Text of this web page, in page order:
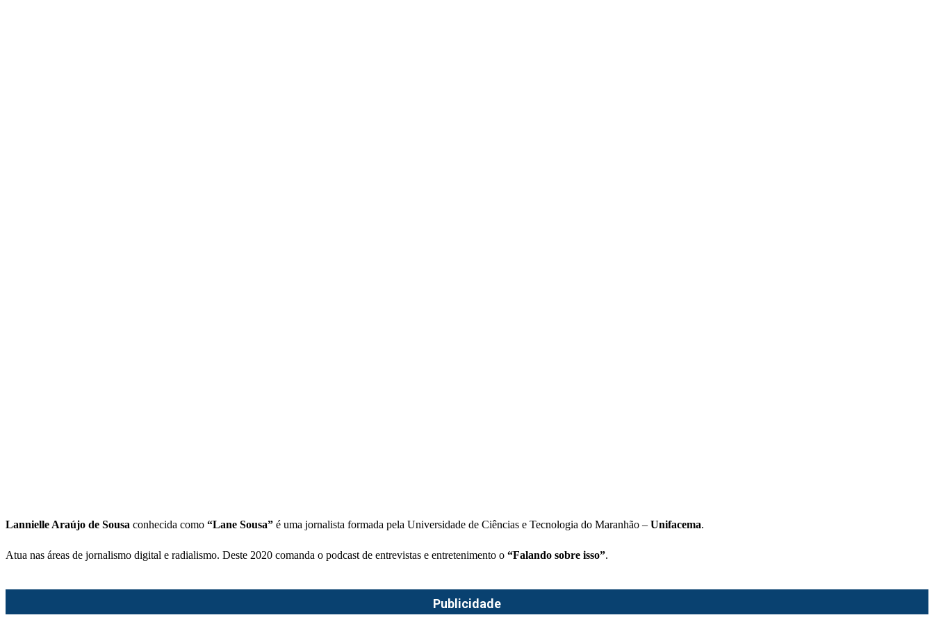
Lannielle Araújo de Sousa conhecida como “Lane Sousa” é uma jornalista formada pela Universidade de Ciências e Tecnologia do Maranhão – Unifacema.
Atua nas áreas de jornalismo digital e radialismo. Deste 2020 comanda o podcast de entrevistas e entretenimento o “Falando sobre isso”.
Publicidade